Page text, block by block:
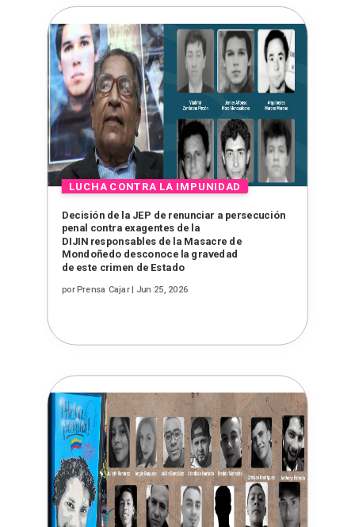
Decisión de la JEP de renunciar a persecución
penal contra exagentes de la
DIJIN responsables de la Masacre de
Mondoñedo desconoce la gravedad
de este crimen de Estado
porPrensa Cajar| Jun 25, 2026